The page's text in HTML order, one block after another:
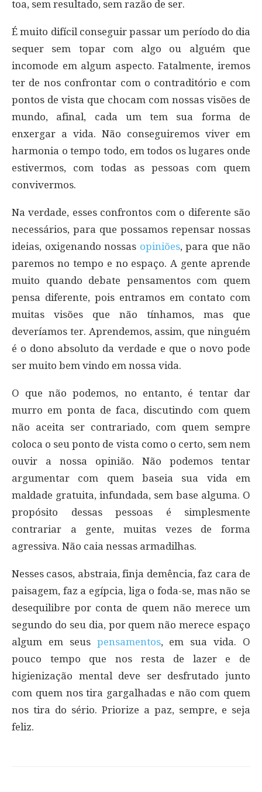
toa, sem resultado, sem razão de ser.
É muito difícil conseguir passar um período do dia
sequer sem topar com algo ou alguém que
incomode em algum aspecto. Fatalmente, iremos
ter de nos confrontar com o contraditório e com
pontos de vista que chocam com nossas visões de
mundo, afinal, cada um tem sua forma de
enxergar a vida. Não conseguiremos viver em
harmonia o tempo todo, em todos os lugares onde
estivermos, com todas as pessoas com quem
convivermos.
Na verdade, esses confrontos com o diferente são
necessários, para que possamos repensar nossas
ideias, oxigenando nossas opiniões, para que não
paremos no tempo e no espaço. A gente aprende
muito quando debate pensamentos com quem
pensa diferente, pois entramos em contato com
muitas visões que não tínhamos, mas que
deveríamos ter. Aprendemos, assim, que ninguém
é o dono absoluto da verdade e que o novo pode
ser muito bem vindo em nossa vida.
O que não podemos, no entanto, é tentar dar
murro em ponta de faca, discutindo com quem
não aceita ser contrariado, com quem sempre
coloca o seu ponto de vista como o certo, sem nem
ouvir a nossa opinião. Não podemos tentar
argumentar com quem baseia sua vida em
maldade gratuita, infundada, sem base alguma. O
propósito dessas pessoas é simplesmente
contrariar a gente, muitas vezes de forma
agressiva. Não caia nessas armadilhas.
Nesses casos, abstraia, finja demência, faz cara de
paisagem, faz a egípcia, liga o foda-se, mas não se
desequilibre por conta de quem não merece um
segundo do seu dia, por quem não merece espaço
algum em seus pensamentos, em sua vida. O
pouco tempo que nos resta de lazer e de
higienização mental deve ser desfrutado junto
com quem nos tira gargalhadas e não com quem
nos tira do sério. Priorize a paz, sempre, e seja
feliz.